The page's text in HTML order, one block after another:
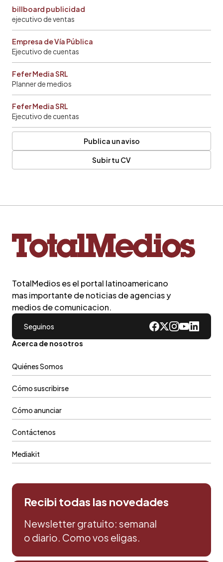
billboard publicidad
ejecutivo de ventas
Empresa de Vía Pública
Ejecutivo de cuentas
Fefer Media SRL
Planner de medios
Fefer Media SRL
Ejecutivo de cuentas
Publica un aviso
Subir tu CV
TotalMedios es el portal latinoamericano
mas importante de noticias de agencias y
medios de comunicacion.
Seguinos
Acerca de nosotros
Quiénes Somos
Cómo suscribirse
Cómo anunciar
Contáctenos
Mediakit
Recibi todas las novedades
Newsletter gratuito: semanal
o diario. Como vos eligas.